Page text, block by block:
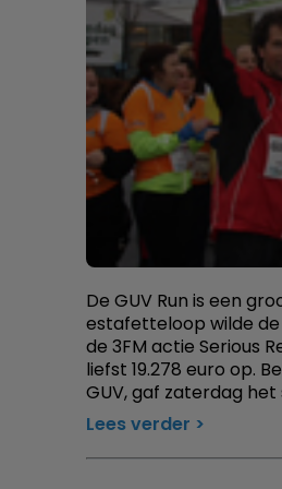
De GUV Run is een
estafetteloop wilde
de 3FM actie Serious
liefst 19.278 euro op.
GUV, gaf zaterdag
Lees verder